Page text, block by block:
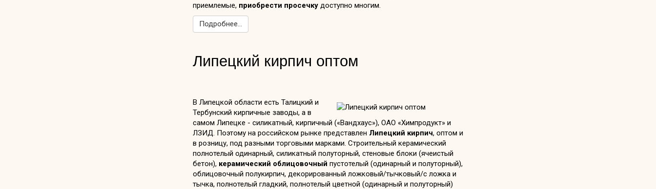
приемлемые, приобрести просечкудоступно многим.
Подробнее...
Липецкий кирпич оптом
В Липецкой области есть Талицкий и
Тербунский кирпичные заводы, а в
самом Липецке - силикатный, кирпичный («Вандхаус»), ОАО «Химпродукт» и
ЛЗИД. Поэтому на российском рынке представлен Липецкий кирпич, оптом и
в розницу, под разными торговыми марками. Строительный керамический
полнотелый одинарный, силикатный полуторный, стеновые блоки (ячеистый
бетон), керамический облицовочный пустотелый (одинарный и полуторный),
облицовочный полукирпич, декорированный ложковый/тычковый/с ложка и
тычка, полнотелый гладкий, полнотелый цветной (одинарный и полуторный)